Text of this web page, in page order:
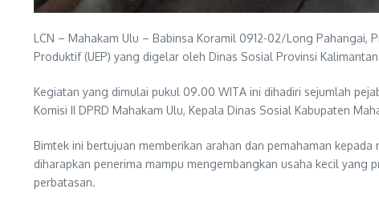
LCN – Mahakam Ulu – Babinsa Koramil 0912-02/Long Pahangai,
Produktif (UEP) yang digelar oleh Dinas Sosial Provinsi
Kegiatan yang dimulai pukul 09.00 WITA ini dihadiri sejumlah
Komisi II DPRD Mahakam Ulu, Kepala Dinas Sosial Kabupaten
Bimtek ini bertujuan memberikan arahan dan pemahaman
diharapkan penerima mampu mengembangkan usaha kecil
perbatasan.